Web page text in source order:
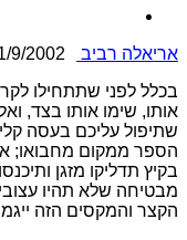
אריאלה רביב 9/2002 | 12:22
בכלל לפני שתתחילו
אותו, שימו אותו בצד,
שתיפול עליכם בעסה
הספר ממקום מחבואו;
בקיץ תדליקו מזגן
מבטיחה שלא תהיו
הקצר והמקסים הזה